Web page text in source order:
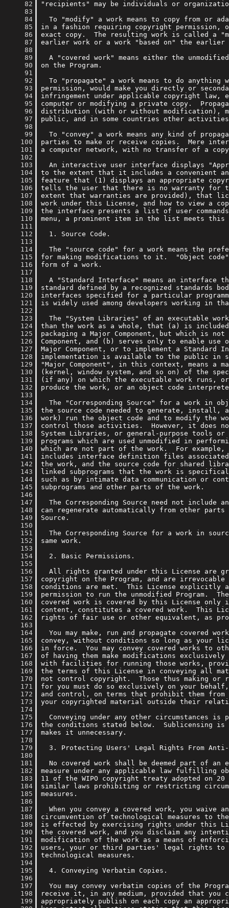
     82
     83
     84
     85
     86
     87
     88
     89
     90
     91
     92
     93
     94
     95
     96
     97
     98
     99
    100
    101
    102
    103
    104
    105
    106
    107
    108
    109
    110
    111
    112
    113
    114
    115
    116
    117
    118
    119
    120
    121
    122
    123
    124
    125
    126
    127
    128
    129
    130
    131
    132
    133
    134
    135
    136
    137
    138
    139
    140
    141
    142
    143
    144
    145
    146
    147
    148
    149
    150
    151
    152
    153
    154
    155
    156
    157
    158
    159
    160
    161
    162
    163
    164
    165
    166
    167
    168
    169
    170
    171
    172
    173
    174
    175
    176
    177
    178
    179
    180
    181
    182
    183
    184
    185
    186
    187
    188
    189
    190
    191
    192
    193
    194
    195
    196
    197
    198
    199